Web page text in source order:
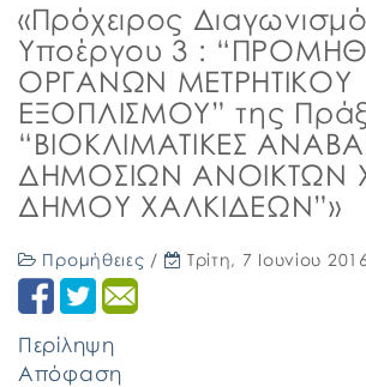
«Πρόχειρος
Υποέργου 3 :
ΟΡΓΑΝΩΝ ΜΕΤΡΗΤΙΚΟΥ
ΕΞΟΠΛΙΣΜΟΥ” της
“ΒΙΟΚΛΙΜΑΤΙΚΕΣ
ΔΗΜΟΣΙΩΝ ΑΝΟΙΚΤΩΝ
ΔΗΜΟΥ ΧΑΛΚΙΔΕΩΝ”»
Προμήθειες / Τρίτη, 7 Ιουνίου 2016
Περίληψη
Απόφαση